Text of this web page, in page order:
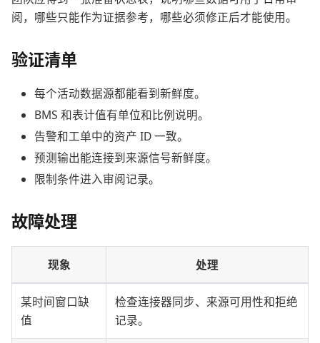
阅，哪些只能作为证据参考，哪些必须修正后才能使用。
验证清单
每个活动数据源都能看到新鲜度。
BMS 和表计值有单位和比例说明。
告警和工单中的资产 ID 一致。
预测输出能连接到来源信号新鲜度。
限制条件进入审阅记录。
故障处理
现象 处理
某时间窗口缺
值
检查连接器同步、来源可用性和拒绝
记录。